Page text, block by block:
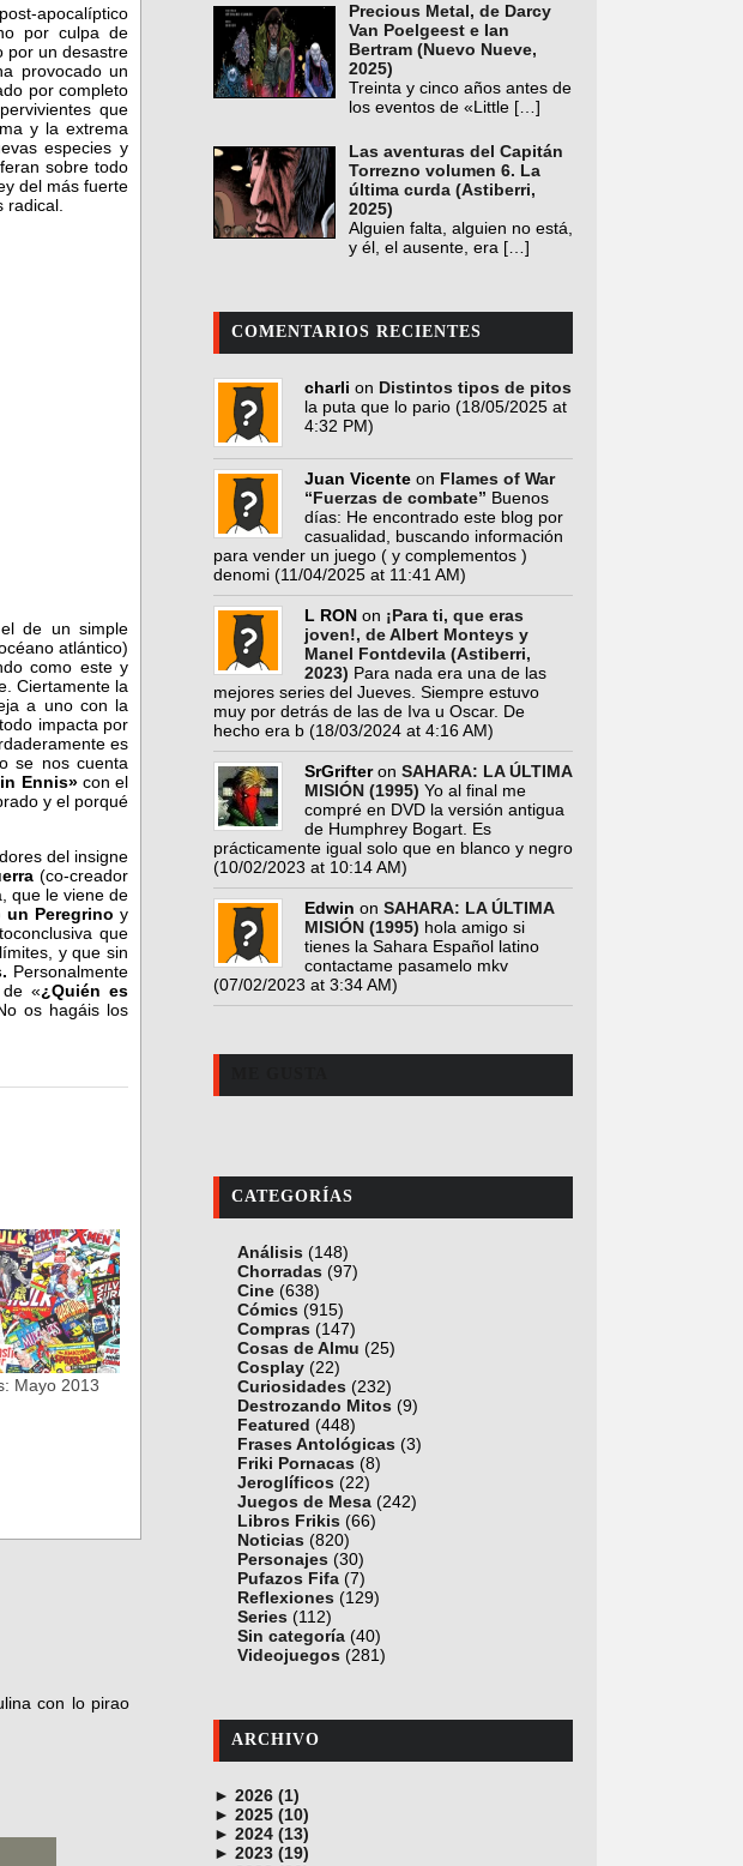
apocalíptico
por culpa de
por un desastre
provocado un
por completo
que
y la extrema
especies y
sobre todo
del más fuerte
de un simple
atlántico)
como este y
Ciertamente la
a uno con la
impacta por
es
se nos cuenta
Ennis»con el
y el porqué
del insigne
(co-creador
que le viene de
un Peregrino y
que
y que sin
Personalmente
«¿Quién es
os hagáis los
Mayo 2013
con lo pirao
Precious Metal, de Darcy
Van Poelgeest e Ian
Bertram (Nuevo Nueve,
2025)
Treinta y cinco años antes de
los eventos de «Little […]
Las aventuras del Capitán
Torrezno volumen 6. La
última curda (Astiberri,
2025)
Alguien falta, alguien no está,
y él, el ausente, era […]
COMENTARIOS RECIENTES
charli on Distintos tipos de pitos
la puta que lo pario (18/05/2025 at
4:32 PM)
Juan Vicente on Flames of War
“Fuerzas de combate” Buenos
días: He encontrado este blog por
casualidad, buscando información
para vender un juego ( y complementos )
denomi (11/04/2025 at 11:41 AM)
L RON on ¡Para ti, que eras
joven!, de Albert Monteys y
Manel Fontdevila (Astiberri,
2023) Para nada era una de las
mejores series del Jueves. Siempre estuvo
muy por detrás de las de Iva u Oscar. De
hecho era b (18/03/2024 at 4:16 AM)
SrGrifteron SAHARA: LA ÚLTIMA
MISIÓN (1995) Yo al final me
compré en DVD la versión antigua
de Humphrey Bogart. Es
prácticamente igual solo que en blanco y negro
(10/02/2023 at 10:14 AM)
Edwin on SAHARA: LA ÚLTIMA
MISIÓN (1995) hola amigo si
tienes la Sahara Español latino
contactame pasamelo mkv
(07/02/2023 at 3:34 AM)
CATEGORÍAS
Análisis (148)
Chorradas (97)
Cine (638)
Cómics (915)
Compras (147)
Cosas de Almu (25)
Cosplay (22)
Curiosidades (232)
Destrozando Mitos (9)
Featured (448)
Frases Antológicas (3)
Friki Pornacas (8)
Jeroglíficos (22)
Juegos de Mesa (242)
Libros Frikis (66)
Noticias (820)
Personajes (30)
Pufazos Fifa (7)
Reflexiones (129)
Series (112)
Sin categoría (40)
Videojuegos (281)
ARCHIVO
► 2026 (1)
junio (1)
► 2025 (10)
noviembre (1)
octubre (1)
► 2024 (13)
diciembre (4)
► 2023 (19)